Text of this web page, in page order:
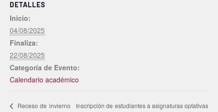
DETALLES
Inicio:
04/08/2025
Finaliza:
22/08/2025
Categoría de Evento:
Calendario académico
Receso de invierno Inscripción de estudiantes a asignaturas optativas